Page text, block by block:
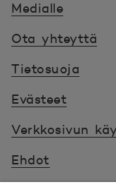
Medialle
Ota yhteyttä
Tietosuoja
Evästeet
Verkkosivun
Ehdot